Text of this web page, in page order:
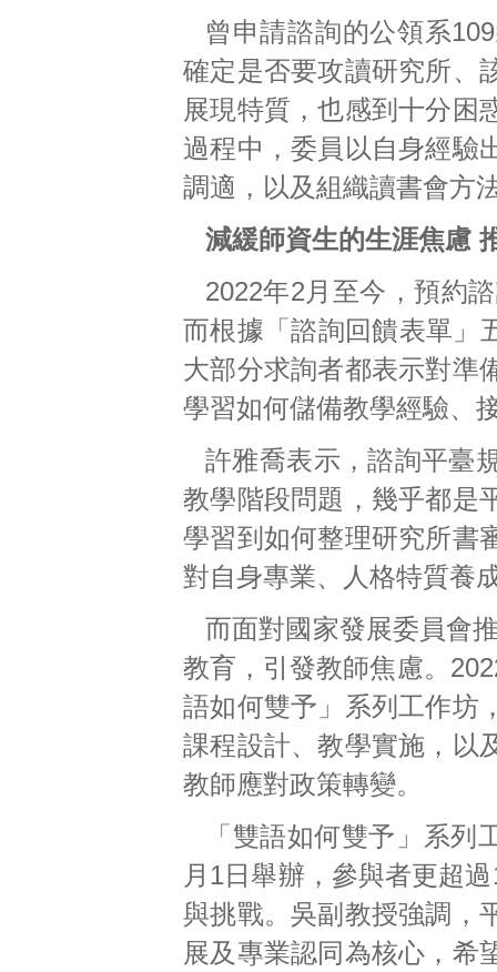
曾申請諮詢的公領系
確定是否要攻讀研究所、
展現特質，也感到十分困
過程中，委員以自身經驗
調適，以及組織讀書會方
減緩師資生的生涯焦慮
2022年2月至今，預約
而根據「諮詢回饋表單」
大部分求詢者都表示對準
學習如何儲備教學經驗、
許雅喬表示，諮詢平臺
教學階段問題，幾乎都是
學習到如何整理研究所書
對自身專業、人格特質養
而面對國家發展委員會
教育，引發教師焦慮。
語如何雙予」系列工作坊
課程設計、教學實施，以
教師應對政策轉變。
「雙語如何雙予」系
月1日舉辦，參與者更超
與挑戰。吳副教授強調，
展及專業認同為核心，希